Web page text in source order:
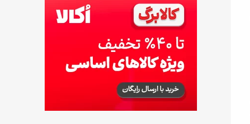
14 مرداد 1405
زمان شارژ کالابرگ تغییر کرد؛ جزئیات برنامه
جدید واریز اعتبار در مرداد
14 مرداد 1405
توصیه‌های مهم برای دفع انواع حشرات در خانه
14 مرداد 1405